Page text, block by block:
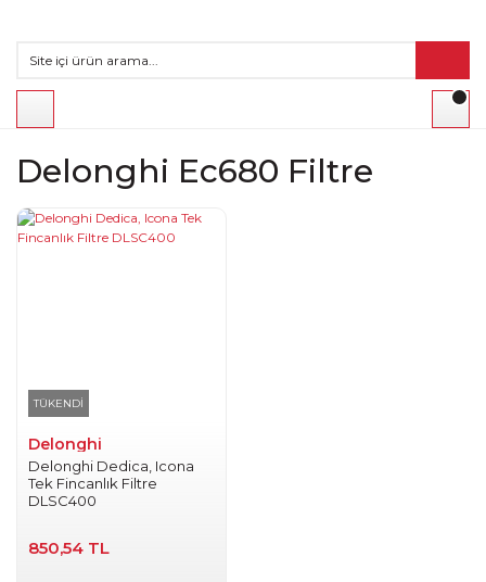
Delonghi Ec680 Filtre
TÜKENDİ
Delonghi
Delonghi Dedica, Icona
Tek Fincanlık Filtre
DLSC400
850,54 TL